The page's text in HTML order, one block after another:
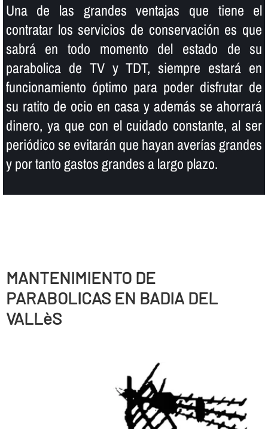
Una de las grandes ventajas que tiene el
contratar los servicios de conservación es que
sabrá en todo momento del estado de su
parabolica de TV y TDT, siempre estará en
funcionamiento óptimo para poder disfrutar de
su ratito de ocio en casa y además se ahorrará
dinero, ya que con el cuidado constante, al ser
periódico se evitarán que hayan averí­as grandes
y por tanto gastos grandes a largo plazo.
MANTENIMIENTO DE
PARABOLICAS EN BADIA DEL
VALLèS